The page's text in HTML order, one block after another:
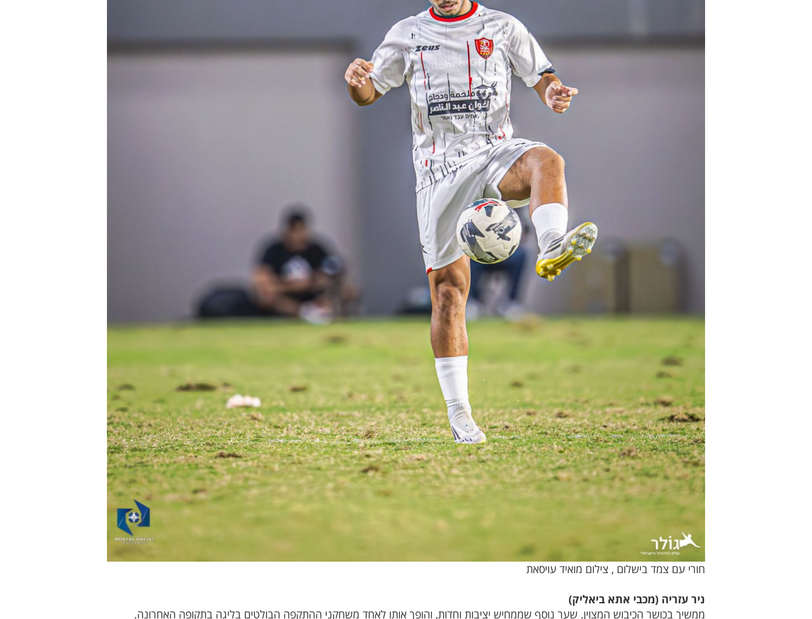
חורי עם צמד בישלום , צילום מואיד עויסאת
ניר עזריה (מכבי אתא ביאליק)
ממשיך בכושר הכיבוש המצוין. שער נוסף שממחיש יציבות וחדות, והופך אותו לאחד משחקני ההתקפה הבולטים בליגה בתקופה האחרונה.